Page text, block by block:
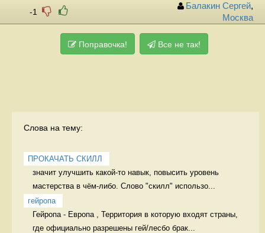
-1
Балакин Сергей,
Москва
Поправочка! Все не так!
Слова на тему:
ПРОКАЧАТЬ СКИЛЛ
значит улучшить какой-то навык, повысить уровень
мастерства в чём-либо. Слово "скилл" использо...
гейропа
Гейропа - Европа , Территория в которую входят страны,
где официально разрешены гей/лесбо брак...